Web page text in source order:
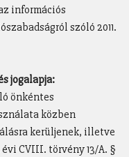
információs
szóló 2011.
jogalapja:
önkéntes
közben
kerüljenek, illetve
évi CVIII. törvény 13/A. §